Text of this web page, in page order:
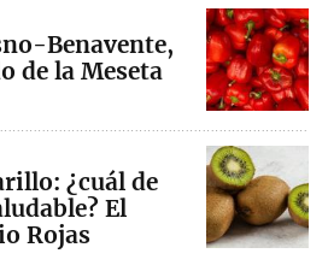
Benavente,
de la Meseta
¿cuál de
El
Rojas